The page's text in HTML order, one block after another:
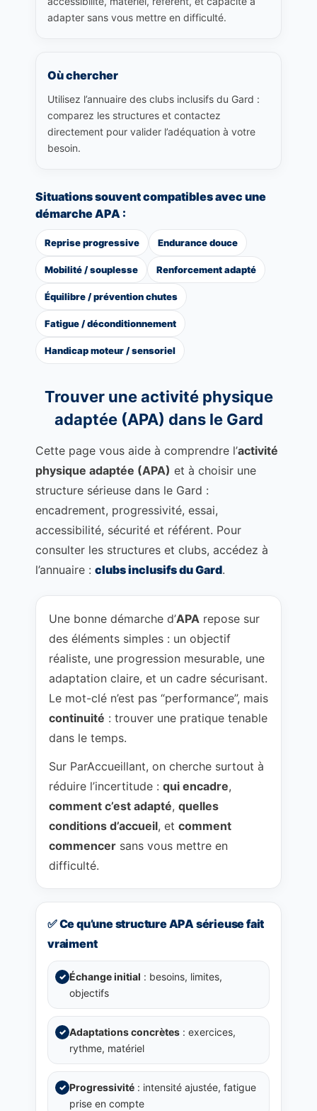
adapter sans vous mettre en difficulté.
Où chercher
Utilisez l’annuaire des clubs inclusifs du Gard :
comparez les structures et contactez
directement pour valider l’adéquation à votre
besoin.
Situations souvent compatibles avec une
démarche APA :
Reprise progressive Endurance douce
Mobilité / souplesse Renforcement adapté
Équilibre / prévention chutes
Fatigue / déconditionnement
Handicap moteur / sensoriel
Trouver une activité physique
adaptée (APA) dans le Gard
Cette page vous aide à comprendre l’activité
physique adaptée (APA) et à choisir une
structure sérieuse dans le Gard :
encadrement, progressivité, essai,
accessibilité, sécurité et référent. Pour
consulter les structures et clubs, accédez à
l’annuaire : clubs inclusifs du Gard.
Une bonne démarche d’APA repose sur
des éléments simples : un objectif
réaliste, une progression mesurable, une
adaptation claire, et un cadre sécurisant.
Le mot-clé n’est pas “performance”, mais
continuité : trouver une pratique tenable
dans le temps.
Sur ParAccueillant, on cherche surtout à
réduire l’incertitude : qui encadre,
comment c’est adapté, quelles
conditions d’accueil, et comment
commencer sans vous mettre en
difficulté.
✅ Ce qu’une structure APA sérieuse fait
vraiment
✓ Échange initial : besoins, limites,
objectifs
✓ Adaptations concrètes : exercices,
rythme, matériel
✓ Progressivité : intensité ajustée, fatigue
prise en compte